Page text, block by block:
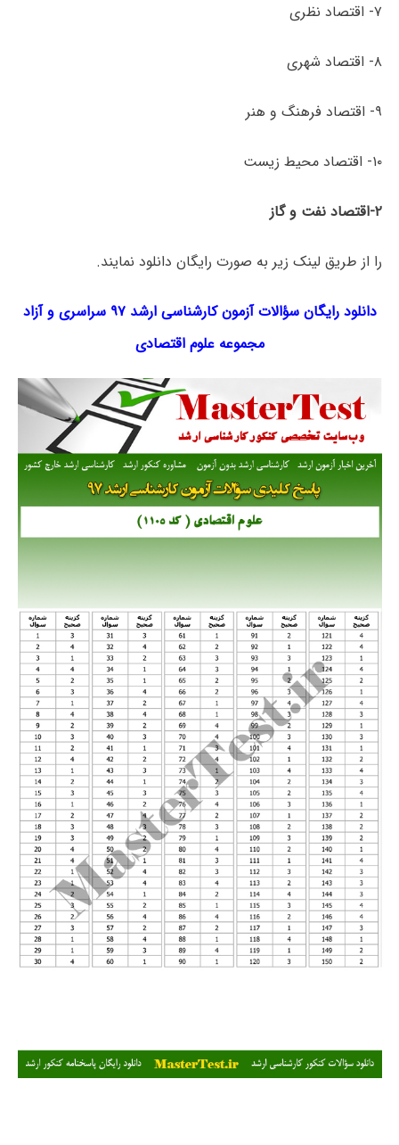
۷- اقتصاد نظری
۸- اقتصاد شهری
۹- اقتصاد فرهنگ و هنر
۱۰- اقتصاد محیط زیست
۲-اقتصاد نفت و گاز
را از طریق لینک‌ زیر به صورت رایگان دانلود نمایند.
دانلود رایگان سؤالات آزمون کارشناسی ارشد ۹۷ سراسری و آزاد
مجموعهعلوم اقتصادی